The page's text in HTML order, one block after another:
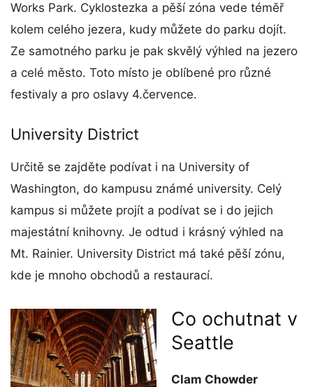
Works Park. Cyklostezka a pěší zóna vede téměř
kolem celého jezera, kudy můžete do parku dojít.
Ze samotného parku je pak skvělý výhled na jezero
a celé město. Toto místo je oblíbené pro různé
festivaly a pro oslavy 4.července.
University District
Určitě se zajděte podívat i na University of
Washington, do kampusu známé university. Celý
kampus si můžete projít a podívat se i do jejich
majestátní knihovny. Je odtud i krásný výhled na
Mt. Rainier. University District má také pěší zónu,
kde je mnoho obchodů a restaurací.
Co ochutnat v
Seattle
Clam Chowder